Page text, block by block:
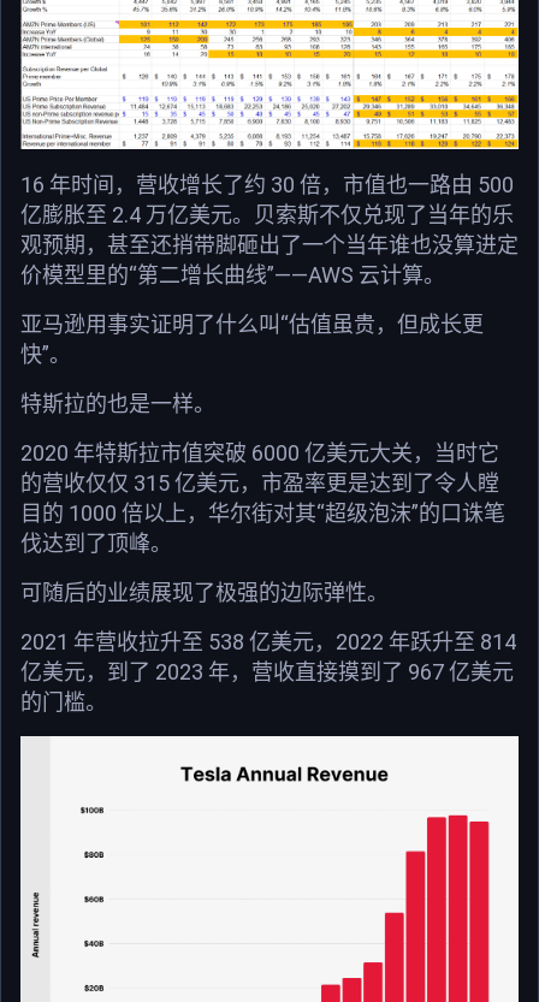
16 年时间，营收增长了约 30 倍，市值也一路由 500
亿膨胀至 2.4 万亿美元。贝索斯不仅兑现了当年的乐
观预期，甚至还捎带脚砸出了一个当年谁也没算进定
价模型里的“第二增长曲线”——AWS 云计算。
亚马逊用事实证明了什么叫“估值虽贵，但成长更
快”。
特斯拉的也是一样。
2020 年特斯拉市值突破 6000 亿美元大关，当时它
的营收仅仅 315 亿美元，市盈率更是达到了令人瞠
目的 1000 倍以上，华尔街对其“超级泡沫”的口诛笔
伐达到了顶峰。
可随后的业绩展现了极强的边际弹性。
2021 年营收拉升至 538 亿美元，2022 年跃升至 814
亿美元，到了 2023 年，营收直接摸到了 967 亿美元
的门槛。